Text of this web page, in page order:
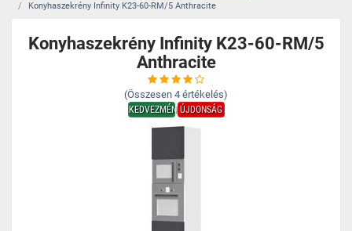
Konyhaszekrény Infinity K23-60-RM/5 Anthracite
Konyhaszekrény Infinity K23-60-RM/5
Anthracite
(Összesen 4 értékelés)
KEDVEZMÉNYÚJDONSÁG